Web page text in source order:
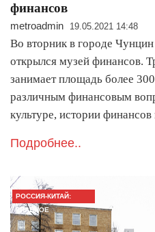
финансов
metroadmin 19.05.2021 14:48
Во вторник в городе
открылся музей финансов.
занимает площадь более
различным финансовым
культуре, истории
Подробнее..
РОССИЯ-КИТАЙ:
ГЛАВНОЕ